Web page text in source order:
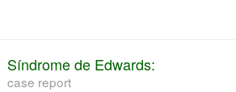
Síndrome de Edwards:
case report